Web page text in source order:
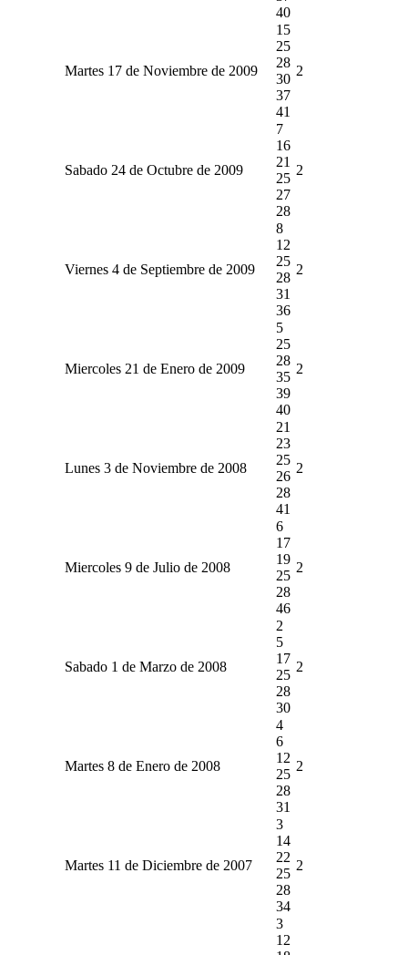
40
Martes 17 de Noviembre de 2009
15
25
28
30
37
41
2
Sabado 24 de Octubre de 2009
7
16
21
25
27
28
2
Viernes 4 de Septiembre de 2009
8
12
25
28
31
36
2
Miercoles 21 de Enero de 2009
5
25
28
35
39
40
2
Lunes 3 de Noviembre de 2008
21
23
25
26
28
41
2
Miercoles 9 de Julio de 2008
6
17
19
25
28
46
2
Sabado 1 de Marzo de 2008
2
5
17
25
28
30
2
Martes 8 de Enero de 2008
4
6
12
25
28
31
2
Martes 11 de Diciembre de 2007
3
14
22
25
28
34
2
3
12